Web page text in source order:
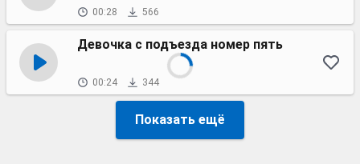
00:28 566
Девочка с подъезда номер пять
00:24 344
Показать ещё